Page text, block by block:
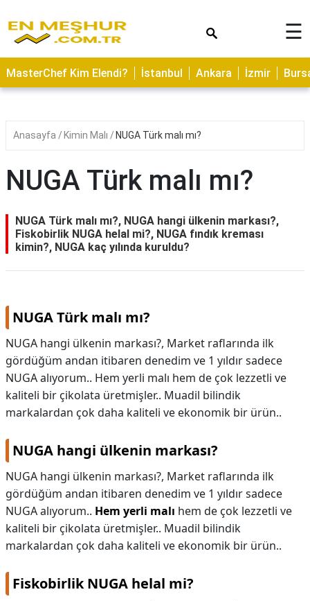
ASTROLOJİ
SAĞLIK
YERLER
NEDİR
İLETİŞİM
☰
MasterChef Kim Elendi? İstanbul Ankara İzmir
Anasayfa Kimin Malı NUGA Türk malı mı?
NUGA Türk malı mı?
NUGA Türk malı mı?, NUGA hangi ülkenin markası?,
Fiskobirlik NUGA helal mi?, NUGA fındık kreması
kimin?, NUGA kaç yılında kuruldu?
NUGA Türk malı mı?
NUGA hangi ülkenin markası?, Market raflarında ilk
gördüğüm andan itibaren denedim ve 1 yıldır sadece
NUGA alıyorum.. Hem yerli malı hem de çok lezzetli ve
kaliteli bir çikolata üretmişler.. Muadil bilindik
markalardan çok daha kaliteli ve ekonomik bir ürün..
NUGA hangi ülkenin markası?
NUGA hangi ülkenin markası?, Market raflarında ilk
gördüğüm andan itibaren denedim ve 1 yıldır sadece
NUGA alıyorum.. Hem yerli malı hem de çok lezzetli ve
kaliteli bir çikolata üretmişler.. Muadil bilindik
markalardan çok daha kaliteli ve ekonomik bir ürün..
Fiskobirlik NUGA helal mi?